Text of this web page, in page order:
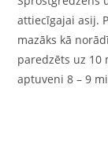
attiecīgajai asij.
mazāks kā
paredzēts uz 10
aptuveni 8 – 9